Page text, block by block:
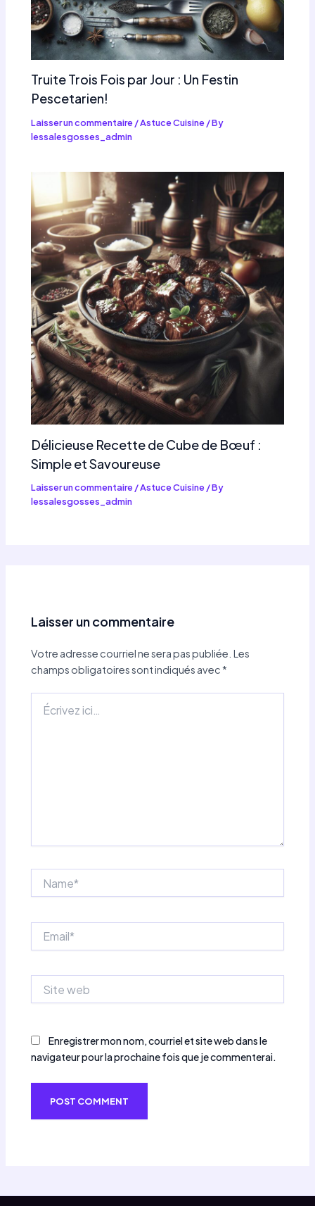
Truite Trois Fois par Jour : Un Festin
Pescetarien!
Laisser un commentaire/Astuce Cuisine/ By
lessalesgosses_admin
Délicieuse Recette de Cube de Bœuf :
Simple et Savoureuse
Laisser un commentaire/Astuce Cuisine/ By
lessalesgosses_admin
Laisser un commentaire
Votre adresse courriel ne sera pas publiée. Les
champs obligatoires sont indiqués avec*
ici…
web
Enregistrer mon nom, courriel et site web dans le
navigateur pour la prochaine fois que je commenterai.